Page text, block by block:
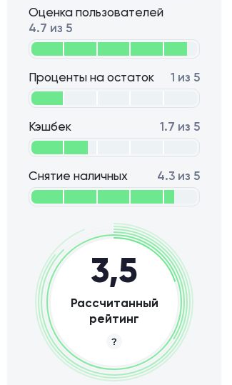
Проценты на остаток 1 из 5
Кэшбек 1.7 из 5
Снятие наличных 4.3 из 5
Оценка пользователей
4.7 из 5
3,5
Рассчитанный
рейтинг